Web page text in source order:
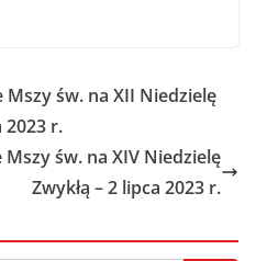
Mszy św. na XII Niedzielę
2023 r.
św. na XIV Niedzielę
Zwykłą – 2 lipca 2023 r.